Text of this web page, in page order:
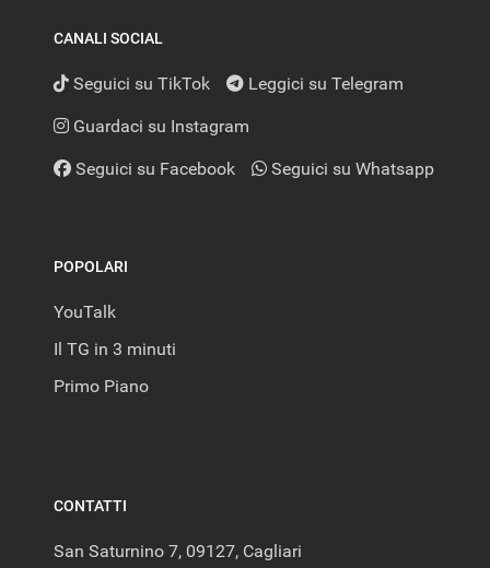
CANALI SOCIAL
Seguici su TikTok Leggici su Telegram
Guardaci su Instagram
Seguici su Facebook Seguici su Whatsapp
POPOLARI
YouTalk
Il TG in 3 minuti
Primo Piano
CONTATTI
San Saturnino 7, 09127, Cagliari